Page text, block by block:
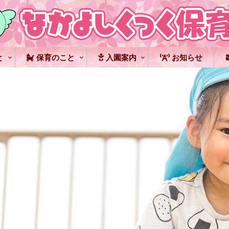
保育のこと 入園案内 お知らせ